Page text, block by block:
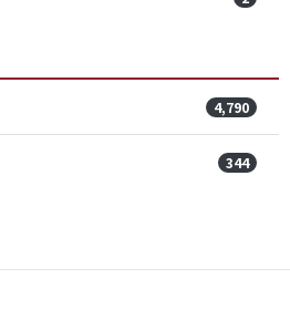
4,790
344